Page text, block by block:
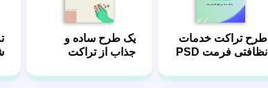
طرح تراکت خدمات
نظافتی فرمت PSD
یک طرح ساده و
جذاب از تراکت